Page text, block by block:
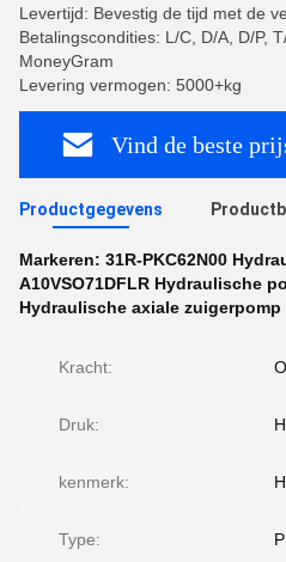
Levertijd: Bevestig de tijd met de
Betalingscondities: L/C, D/A, D/P,
MoneyGram
Levering vermogen: 5000+kg
Vind de beste
Productgegevens
Markeren: 31R-PKC62N00
A10VSO71DFLR Hydraulische
Hydraulische axiale zuigerpomp
Kracht:
Druk:
kenmerk:
Type: